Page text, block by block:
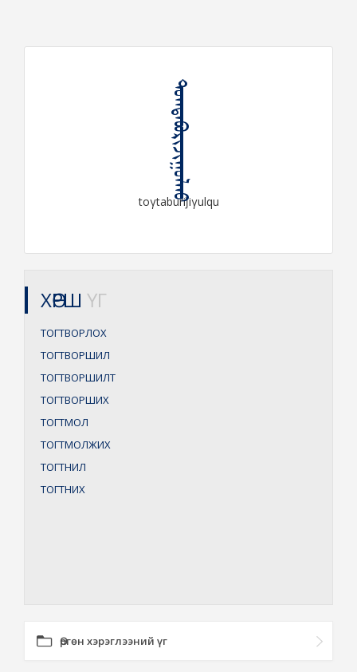
ᠲᠣᠭᠲᠠᠪᠤᠷᠢᠵᠢᠭᠤᠯᠬᠤ
toγtaburiǰiγulqu
ХӨРШ ҮГ
ТОГТВОРЛОХ
ТОГТВОРШИЛ
ТОГТВОРШИЛТ
ТОГТВОРШИХ
ТОГТМОЛ
ТОГТМОЛЖИХ
ТОГТНИЛ
ТОГТНИХ
Өргөн хэрэглээний үг